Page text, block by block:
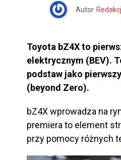
Autor
Toyota bZ4X to
elektrycznym (BEV).
podstaw jako
(beyond Zero).
bZ4X wprowadza na
premiera to element
przy pomocy różnych